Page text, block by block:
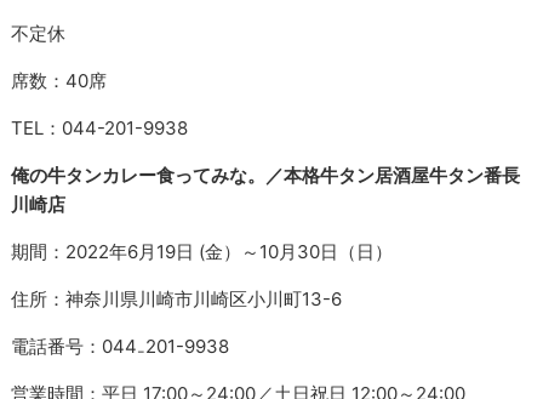
不定休
席数：40席
TEL：044-201-9938
俺の牛タンカレー食ってみな。／本格牛タン居酒屋牛タン番長
川崎店
期間：2022年6月19日 (金）～10月30日（日）
住所：神奈川県川崎市川崎区小川町13-6
電話番号：044₋201-9938
営業時間：平日 17:00～24:00／土日祝日 12:00～24:00